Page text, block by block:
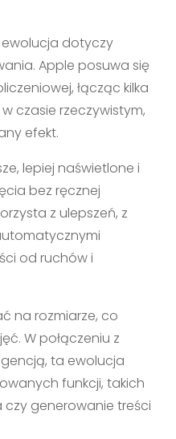
dotyczy
Apple posuwa się
łącząc kilka
czasie rzeczywistym,
efekt.
lepiej naświetlone i
bez ręcznej
z ulepszeń, z
od ruchów i
na rozmiarze, co
W połączeniu z
ta ewolucja
funkcji, takich
generowanie treści